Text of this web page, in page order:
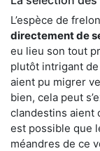
L’espèce de
directement de
eu lieu son tout
plutôt intrigant
aient pu migrer
bien, cela peut
clandestins aient
est possible que
méandres de ce